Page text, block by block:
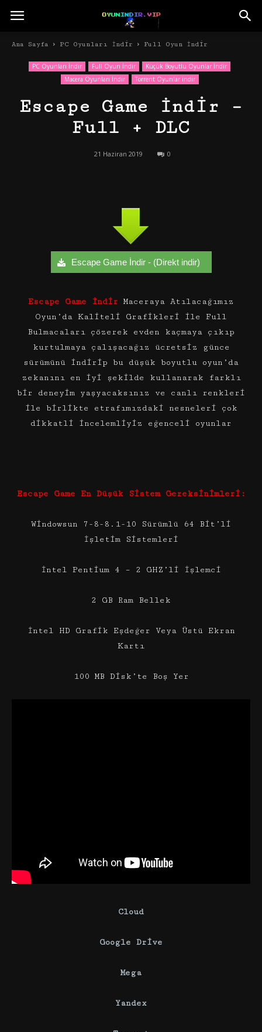
Ana Sayfa PC Oyunları İndir Full Oyun İndir
PC Oyunları İndir Full Oyun İndir
Küçük Boyutlu Oyunlar İndir
Macera Oyunları İndir
Torrent Oyunlar indir
Escape Game İndir –
Full + DLC
21 Haziran 2019 0
Escape Game İndir - (Direkt indir)
Escape Game İndir
Maceraya Atılacağımız
Oyun’da Kaliteli Grafikleri ile Full
Bulmacaları çözerek evden kaçmaya çıkıp
kurtulmaya çalışacağız ücretsiz günce
sürümünü indirip bu düşük boyutlu oyun’da
zekanını en iyi şekilde kullanarak farklı
bir deneyim yaşyacaksınız ve canlı renkleri
ile birlikte etrafımızdaki nesneleri çok
dikkatli incelemliyiz eğenceli oyunlar
Escape Game En Düşük Sistem Gereksinimleri:
Windowsun 7-8-8.1-10 Sürümlü 64 Bit’li
İşletim Sistemleri
İntel Pentium 4 – 2 GHZ’li İşlemci
2 GB Ram Bellek
İntel HD Grafik Eşdeğer Veya Üstü Ekran
Kartı
100 MB Disk’te Boş Yer
Cloud
Google Drive
Mega
Yandex